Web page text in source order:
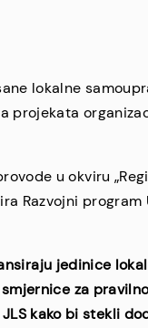
lokalne
projekata
u okviru
Razvojni
jedinice
za
kako bi stekli